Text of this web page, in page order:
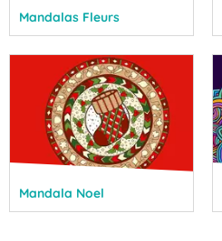
Mandalas Fleurs
Mandala Noel